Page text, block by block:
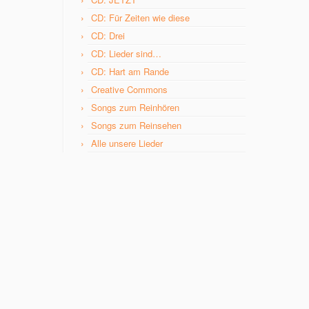
CD: Für Zeiten wie diese
CD: Drei
CD: Lieder sind…
CD: Hart am Rande
Creative Commons
Songs zum Reinhören
Songs zum Reinsehen
Alle unsere Lieder